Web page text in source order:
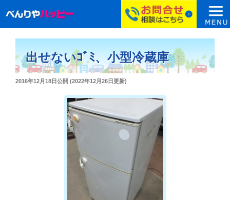
出せないｺﾞﾐ、小型冷蔵庫
投
2016年12月18日公開 (2022年12月26日更新)